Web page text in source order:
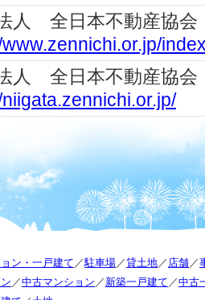
人 全日本不動産協会
人 全日本不動産協
ン・一戸建て／駐車場／貸土地／ 店舗／
／中古マンション ／ 新築一戸建て ／中古